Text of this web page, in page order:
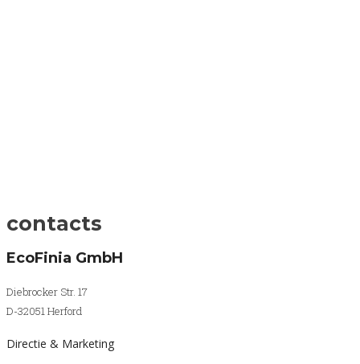
contacts
EcoFinia GmbH
Diebrocker Str. 17
D-32051 Herford
Directie & Marketing